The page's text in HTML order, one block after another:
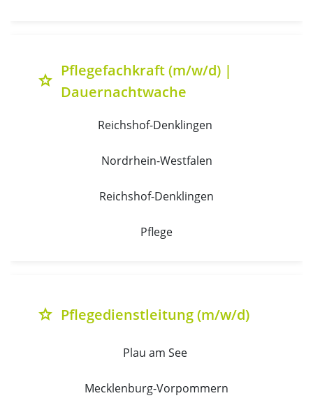
grade
Pflegefachkraft (m/w/d) |
Dauernachtwache
Reichshof-Denklingen
Nordrhein-Westfalen
Reichshof-Denklingen
Pflege
grade Pflegedienstleitung (m/w/d)
Plau am See
Mecklenburg-Vorpommern